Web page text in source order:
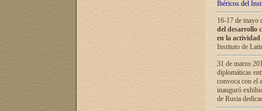
Ibéricos del
16-17 de mayo
del desarrollo
en la
Instituto de
31 de marzo
diplomáticas
convoca con el
inauguró
de Rusia